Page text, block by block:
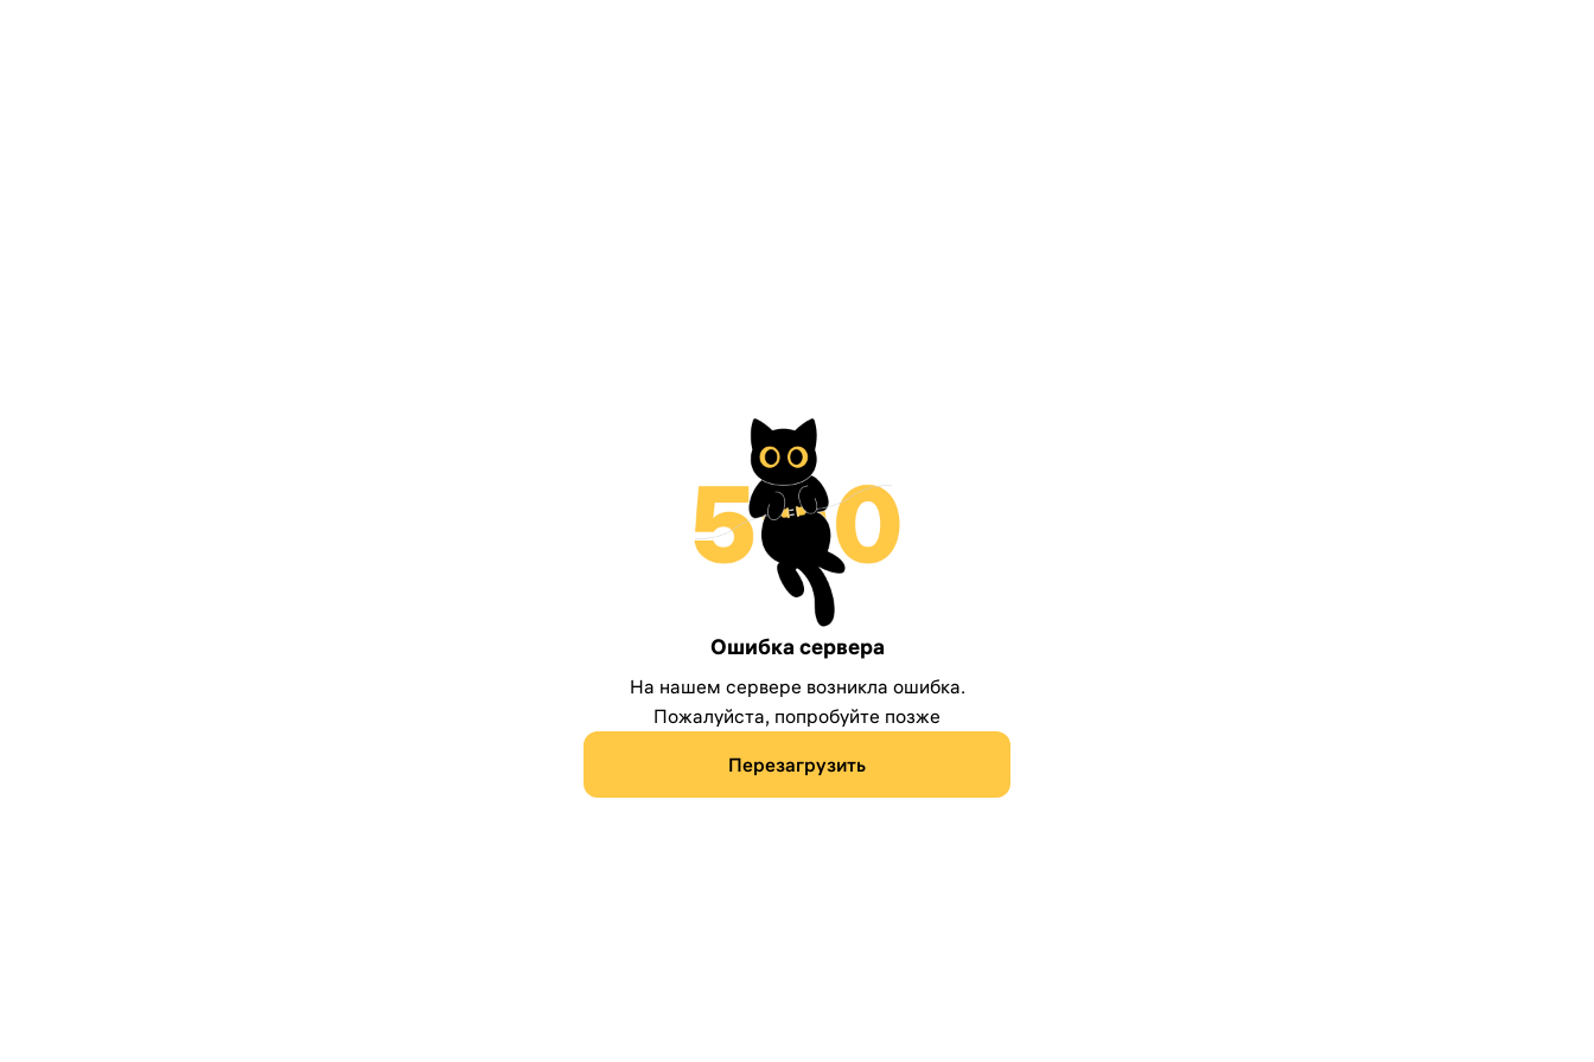
Ошибка сервера
На нашем сервере возникла ошибка.
Пожалуйста, попробуйте позже
Перезагрузить